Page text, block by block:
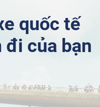
quốc tế
đi của bạn